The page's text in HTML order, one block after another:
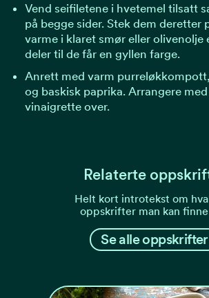
Vend seifiletene i hvetemel tilsatt
på begge sider. Stek dem deretter
varme i klaret smør eller olivenolje
deler til de får en gyllen farge.
Anrett med varm
og baskisk paprika. Arrangere
vinaigrette over.
Relaterte
Helt kort introtekst om hva
oppskrifter man kan finne
Se alle oppskrifter